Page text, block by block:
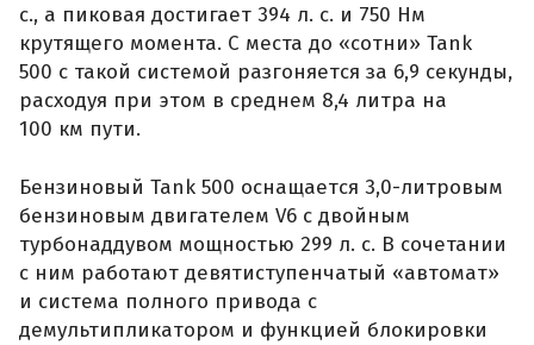
с., а пиковая достигает 394 л. с. и 750 Нм
крутящего момента. С места до «сотни» Tank
500 с такой системой разгоняется за 6,9 секунды,
расходуя при этом в среднем 8,4 литра на
100 км пути.
Бензиновый Tank 500 оснащается 3,0-литровым
бензиновым двигателем V6 с двойным
турбонаддувом мощностью 299 л. с. В сочетании
с ним работают девятиступенчатый «автомат»
и система полного привода с
демультипликатором и функцией блокировки